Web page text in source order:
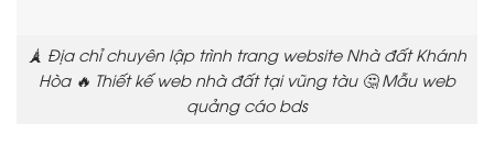
🗼 Địa chỉ chuyên lập trình trang website Nhà đất Khánh
Hòa 🔥 Thiết kế web nhà đất tại vũng tàu 🤔 Mẫu web
quảng cáo bds